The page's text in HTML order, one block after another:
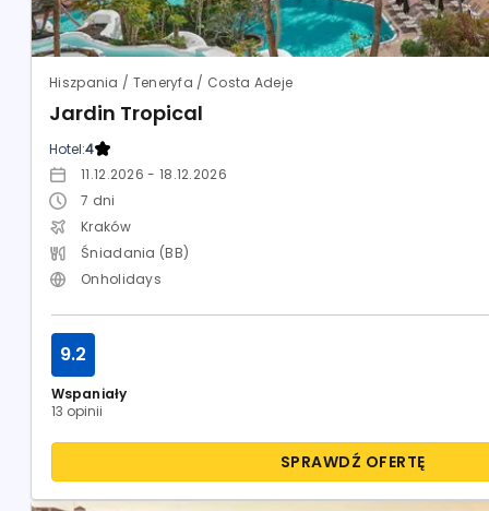
Hiszpania / Teneryfa / Costa Adeje
Jardin Tropical
Hotel:4
11.12.2026 - 18.12.2026
7 dni
Kraków
Śniadania (BB)
Onholidays
Wspaniały
13 opinii
9.2
SPRAWDŹ OFERTĘ